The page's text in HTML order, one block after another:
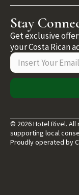
Stay
Get exclusive
your Costa Rican
© 2026 Hotel Rivel.
supporting local
Proudly operated by